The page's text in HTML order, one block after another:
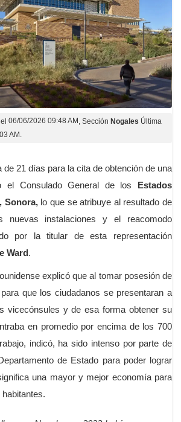
el 06/06/2026 09:48 AM , Sección Nogales Última
AM.
de 21 días para la cita de obtención de una
el Consulado General de los Estados
Sonora,lo que se atribuye al resultado de
nuevas instalaciones y el reacomodo
por la titular de esta representación
Ward.
explicó que al tomar posesión de
que los ciudadanos se presentaran a
vicecónsules y de esa forma obtener su
en promedio por encima de los 700
indicó, ha sido intenso por parte de
de Estado para poder lograr
una mayor y mejor economía para